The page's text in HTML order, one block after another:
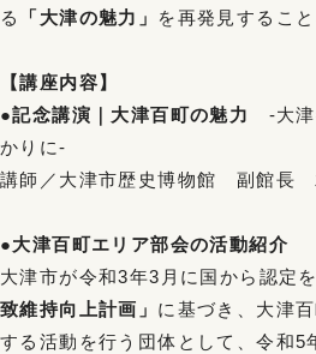
る
「大津の魅力」 を再発見するこ
【講座内容】
●記念講演｜大津百町の魅力 -大
かりに-
講師／大津市歴史博物館 副館長
●大津百町エリア部会の活動紹介
大津市が令和3年3月に国から認定
致維持向上計画」 に基づき、大津
する活動を行う団体として、令和5